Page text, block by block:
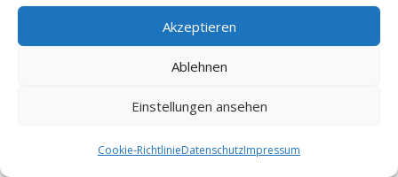
Akzeptieren
Ablehnen
Einstellungen ansehen
Cookie-RichtlinieDatenschutzImpressum
Arneburg
Bertkow